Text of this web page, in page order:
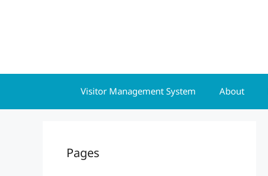
Visitor Management System About
Pages